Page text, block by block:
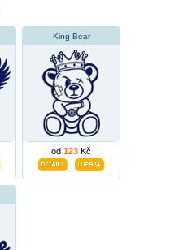
King Bear
od 123 Kč